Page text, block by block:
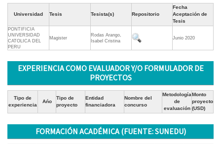
Universidad Tesis Tesista(s) Repositorio
Fecha
Aceptación de
Tesis
PONTIFICIA
UNIVERSIDAD
CATOLICA DEL
PERU
Magister
Rodas Arango,
Isabel Cristina
Junio 2020
EXPERIENCIA COMO EVALUADOR Y/O FORMULADOR DE
PROYECTOS
Tipo de
experiencia
Ańo
Tipo de
proyecto
Entidad
financiadora
Nombre del
concurso
Metodología
de
evaluación
Monto
proyecto
(USD)
FORMACIÓN ACADÉMICA (FUENTE: SUNEDU)